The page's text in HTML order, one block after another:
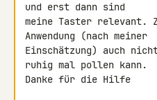
und erst dann sind
meine Taster
Anwendung (nach meiner
Einschätzung) auch
ruhig mal pollen kann.
Danke für die Hilfe